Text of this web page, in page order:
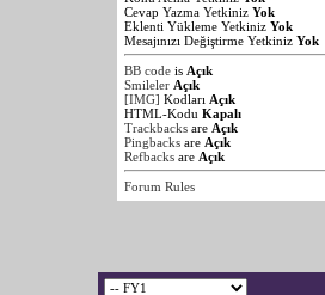
Cevap Yazma Yetkiniz Yok
Eklenti Yükleme Yetkiniz Yok
Mesajınızı Değiştirme Yetkiniz Yok
BB code is Açık
Smileler Açık
[IMG] Kodları Açık
HTML-Kodu Kapalı
Trackbacks are Açık
Pingbacks are Açık
Refbacks are Açık
Forum Rules